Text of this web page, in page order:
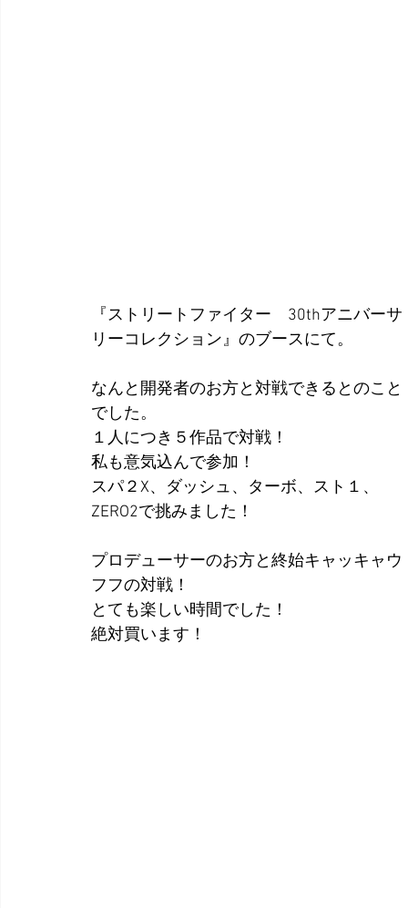
『ストリートファイター　30thアニバーサ
リーコレクション』のブースにて。
なんと開発者のお方と対戦できるとのこと
でした。
１人につき５作品で対戦！
私も意気込んで参加！
スパ２X、ダッシュ、ターボ、スト１、
ZERO2で挑みました！
プロデューサーのお方と終始キャッキャウ
フフの対戦！
とても楽しい時間でした！
絶対買います！